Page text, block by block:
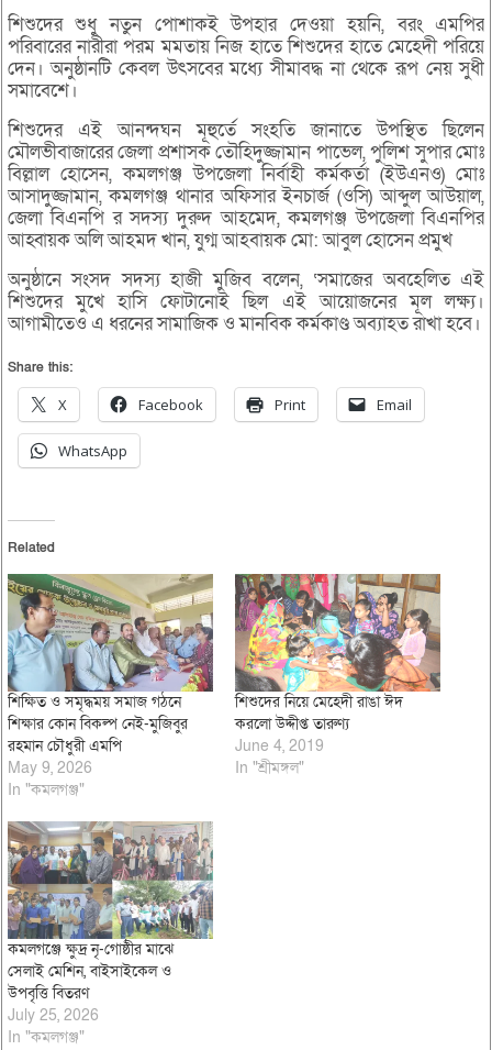
শিশুদের শুধু নতুন পোশাকই উপহার দেওয়া হয়নি, বরং এমপির
পরিবারের নারীরা পরম মমতায় নিজ হাতে শিশুদের হাতে মেহেদী পরিয়ে
দেন। অনুষ্ঠানটি কেবল উৎসবের মধ্যে সীমাবদ্ধ না থেকে রূপ নেয় সুধী
সমাবেশে।
শিশুদের এই আনন্দঘন মূহুর্তে সংহতি জানাতে উপস্থিত ছিলেন
মৌলভীবাজারের জেলা প্রশাসক তৌহিদুজ্জামান পাভেল, পুলিশ সুপার মোঃ
বিল্লাল হোসেন, কমলগঞ্জ উপজেলা নির্বাহী কর্মকর্তা (ইউএনও) মোঃ
আসাদুজ্জামান, কমলগঞ্জ থানার অফিসার ইনচার্জ (ওসি) আব্দুল আউয়াল,
জেলা বিএনপি র সদস্য দুরুদ আহমেদ, কমলগঞ্জ উপজেলা বিএনপির
আহ্বায়ক অলি আহমদ খান, যুগ্ম আহবায়ক মো: আবুল হোসেন প্রমুখ
অনুষ্ঠানে সংসদ সদস্য হাজী মুজিব বলেন, ‘সমাজের অবহেলিত এই
শিশুদের মুখে হাসি ফোটানোই ছিল এই আয়োজনের মূল লক্ষ্য।
আগামীতেও এ ধরনের সামাজিক ও মানবিক কর্মকাণ্ড অব্যাহত রাখা হবে।
Share this:
X Facebook Print Email
WhatsApp
Related
শিক্ষিত ও সমৃদ্ধময় সমাজ গঠনে
শিক্ষার কোন বিকল্প নেই-মুজিবুর
রহমান চৌধুরী এমপি
May 9, 2026
In "কমলগঞ্জ"
শিশুদের নিয়ে মেহেদী রাঙা ঈদ
করলো উদ্দীপ্ত তারুণ্য
June 4, 2019
In "শ্রীমঙ্গল"
কমলগঞ্জে ক্ষুদ্র নৃ-গোষ্ঠীর মাঝে
সেলাই মেশিন, বাইসাইকেল ও
উপবৃত্তি বিতরণ
July 25, 2026
In "কমলগঞ্জ"